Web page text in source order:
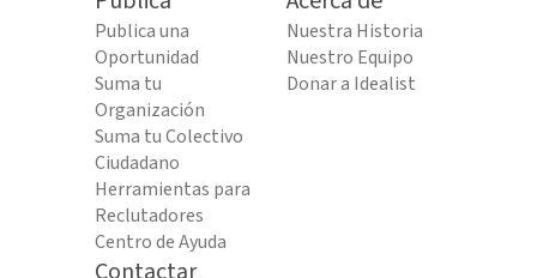
Publica una
Oportunidad
Suma tu
Organización
Suma tu Colectivo
Ciudadano
Herramientas para
Reclutadores
Centro de Ayuda
Nuestra Historia
Nuestro Equipo
Donar a Idealist